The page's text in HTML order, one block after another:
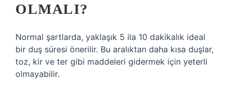
OLMALI?
Normal şartlarda, yaklaşık 5 ila 10 dakikalık ideal
bir duş süresi önerilir. Bu aralıktan daha kısa duşlar,
toz, kir ve ter gibi maddeleri gidermek için yeterli
olmayabilir.